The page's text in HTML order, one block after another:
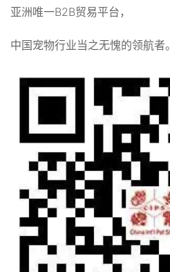
亚洲唯一B2B贸易平台，
中国宠物行业当之无愧的领航者。